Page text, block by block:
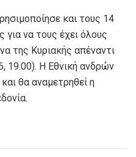
και τους 14
για να τους έχει όλους
της Κυριακής απέναντι
19.00). Η Εθνική ανδρών
θα αναμετρηθεί η